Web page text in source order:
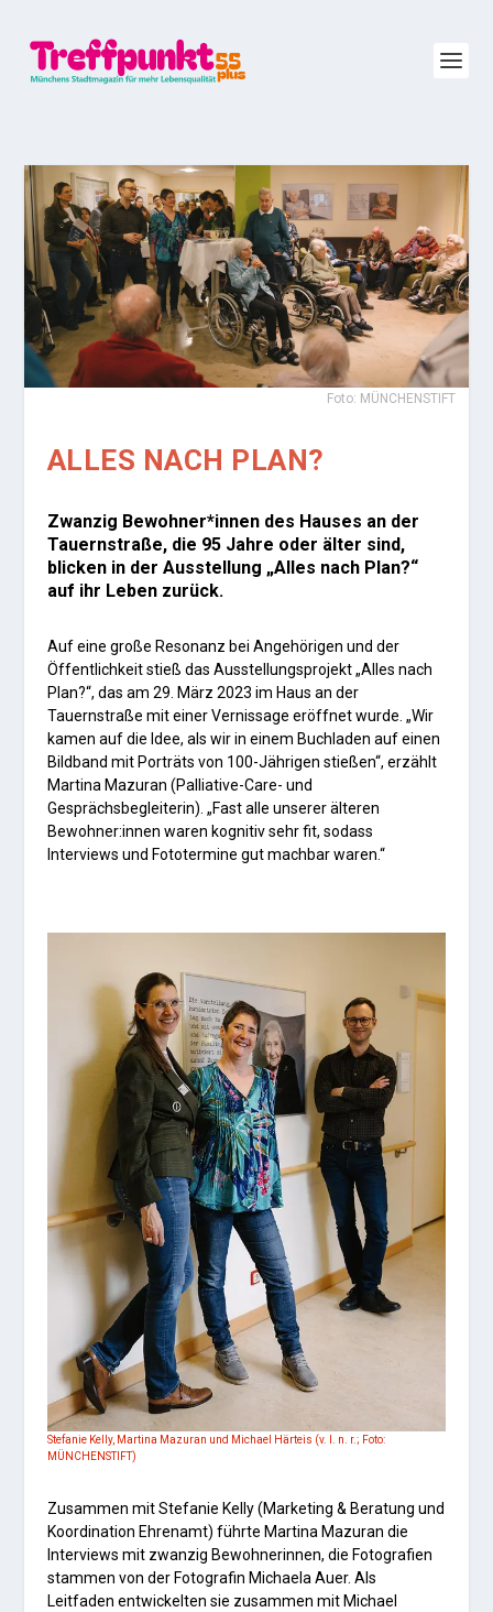
Foto: MÜNCHENSTIFT
ALLES NACH PLAN?
Zwanzig Bewohner*innen des Hauses an der
Tauernstraße, die 95 Jahre oder älter sind,
blicken in der Ausstellung „Alles nach Plan?“
auf ihr Leben zurück.
Auf eine große Resonanz bei Angehörigen und der
Öffentlichkeit stieß das Ausstellungsprojekt „Alles nach
Plan?“, das am 29. März 2023 im Haus an der
Tauernstraße mit einer Vernissage eröffnet wurde. „Wir
kamen auf die Idee, als wir in einem Buchladen auf einen
Bildband mit Porträts von 100-Jährigen stießen“, erzählt
Martina Mazuran (Palliative-Care- und
Gesprächsbegleiterin). „Fast alle unserer älteren
Bewohner:innen waren kognitiv sehr fit, sodass
Interviews und Fototermine gut machbar waren.“
Stefanie Kelly, Martina Mazuran und Michael Härteis (v. l. n. r.; Foto:
MÜNCHENSTIFT)
Zusammen mit Stefanie Kelly (Marketing & Beratung und
Koordination Ehrenamt) führte Martina Mazuran die
Interviews mit zwanzig Bewohnerinnen, die Fotografien
stammen von der Fotografin Michaela Auer. Als
Leitfaden entwickelten sie zusammen mit Michael